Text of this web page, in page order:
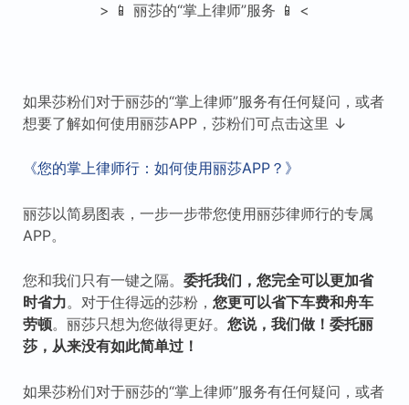
> 📱 丽莎的“掌上律师”服务 📱 <
如果莎粉们对于丽莎的“掌上律师”服务有任何疑问，或者
想要了解如何使用丽莎APP，莎粉们可点击这里 ↓
《您的掌上律师行：如何使用丽莎APP？》
丽莎以简易图表，一步一步带您使用丽莎律师行的专属
APP。
您和我们只有一键之隔。 委托我们，您完全可以更加省
时省力。对于住得远的莎粉， 您更可以省下车费和舟车
劳顿。丽莎只想为您做得更好。 您说，我们做！委托丽
莎，从来没有如此简单过！
如果莎粉们对于丽莎的“掌上律师”服务有任何疑问，或者